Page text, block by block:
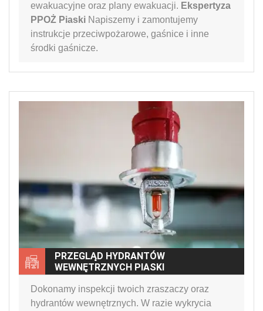
ewakuacyjne oraz plany ewakuacji. Ekspertyza
PPOŻ Piaski Napiszemy i zamontujemy
instrukcje przeciwpożarowe, gaśnice i inne
środki gaśnicze.
PRZEGLĄD HYDRANTÓW
WEWNĘTRZNYCH PIASKI
Dokonamy inspekcji twoich zraszaczy oraz
hydrantów wewnętrznych. W razie wykrycia